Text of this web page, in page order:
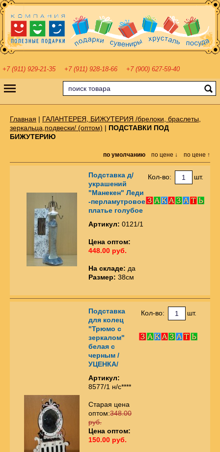
+7 (911) 929-21-35 +7 (911) 928-18-66 +7 (900) 627-59-40
Главная | ГАЛАНТЕРЕЯ, БИЖУТЕРИЯ /брелоки, браслеты,
зеркальца,подвески/ (оптом) | ПОДСТАВКИ ПОД
БИЖУТЕРИЮ
по умолчанию по цене ↓ по цене ↑
Подставка д/
украшений
"Манекен" Леди
-перламутровое
платье голубое
Артикул: 0121/1
Цена оптом:
448.00 руб.
На складе: да
Размер: 38см
Кол-во: шт.
Подставка
для колец
"Трюмо с
зеркалом"
белая с
черным /
УЦЕНКА/
Артикул:
8577/1 н/с****
Старая цена
оптом:348.00
руб.
Цена оптом:
150.00 руб.
Кол-во: шт.